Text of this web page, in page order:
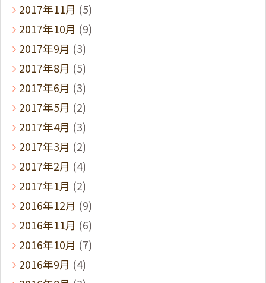
2017年11月 (5)
2017年10月 (9)
2017年9月 (3)
2017年8月 (5)
2017年6月 (3)
2017年5月 (2)
2017年4月 (3)
2017年3月 (2)
2017年2月 (4)
2017年1月 (2)
2016年12月 (9)
2016年11月 (6)
2016年10月 (7)
2016年9月 (4)